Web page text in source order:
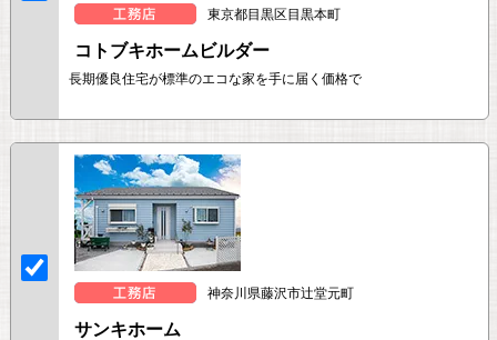
東京都目黒区目黒本町
コトブキホームビルダー
長期優良住宅が標準のエコな家を手に届く価格で
神奈川県藤沢市辻堂元町
サンキホーム